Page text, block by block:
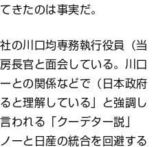
きたのは事実だ。
の川口均専務執行役員（当
長官と面会している。川口
との関係などで（日本政府
と理解している」と強調し
われる「クーデター説」
ーと日産の統合を回避する